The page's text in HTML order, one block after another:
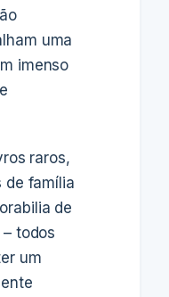
uma
imenso
raros,
de família
de
todos
um